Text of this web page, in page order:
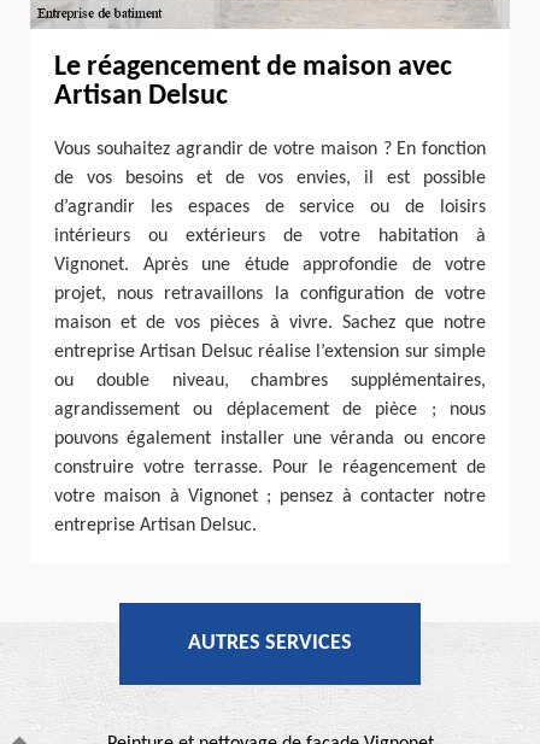
Le réagencement de maison avec
Artisan Delsuc
Vous souhaitez agrandir de votre maison ? En fonction
de vos besoins et de vos envies, il est possible
d’agrandir les espaces de service ou de loisirs
intérieurs ou extérieurs de votre habitation à
Vignonet. Après une étude approfondie de votre
projet, nous retravaillons la configuration de votre
maison et de vos pièces à vivre. Sachez que notre
entreprise Artisan Delsuc réalise l’extension sur simple
ou double niveau, chambres supplémentaires,
agrandissement ou déplacement de pièce ; nous
pouvons également installer une véranda ou encore
construire votre terrasse. Pour le réagencement de
votre maison à Vignonet ; pensez à contacter notre
entreprise Artisan Delsuc.
AUTRES SERVICES